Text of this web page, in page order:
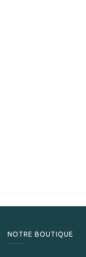
NOTRE BOUTIQUE